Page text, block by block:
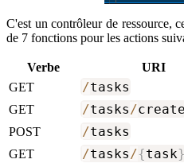
C'est un contrôleur de ressource,
de 7 fonctions pour les actions
Verbe URI
GET
/tasks
GET
/tasks/create
POST
/tasks
GET
/tasks/{task}